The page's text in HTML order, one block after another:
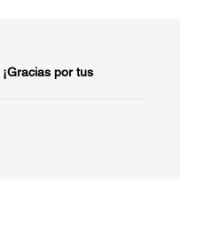
¡Gracias por tus